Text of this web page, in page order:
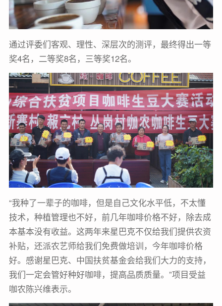
通过评委们客观、理性、深层次的测评，最终得出一等
奖4名，二等奖8名，三等奖12名。
“我种了一辈子的咖啡，但是自己文化水平低，不太懂
技术，种植管理也不好，前几年咖啡价格不好，除去成
本基本没有收益。这两年来星巴克不仅给我们提供农资
补贴，还派农艺师给我们免费做培训，今年咖啡价格
好。感谢星巴克、中国扶贫基金会给我们大力的支持，
我们一定会管好种好咖啡，提高品质质量。”项目受益
咖农陈兴维表示。